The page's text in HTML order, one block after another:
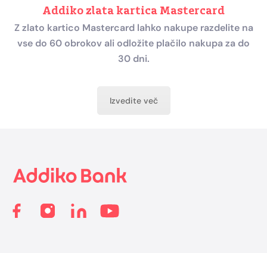
Addiko zlata kartica Mastercard
Z zlato kartico Mastercard lahko nakupe razdelite na
vse do 60 obrokov ali odložite plačilo nakupa za do
30 dni.
Izvedite več